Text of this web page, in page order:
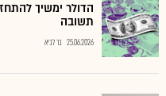
הדולר ימשיך
תשובה
25.06.2026 בר לביא